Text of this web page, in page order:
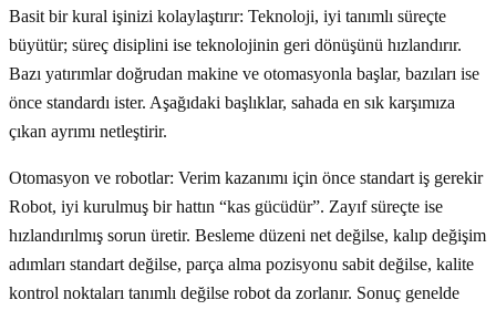
Basit bir kural işinizi kolaylaştırır: Teknoloji, iyi tanımlı süreçte
büyütür; süreç disiplini ise teknolojinin geri dönüşünü hızlandırır.
Bazı yatırımlar doğrudan makine ve otomasyonla başlar, bazıları ise
önce standardı ister. Aşağıdaki başlıklar, sahada en sık karşımıza
çıkan ayrımı netleştirir.
Otomasyon ve robotlar: Verim kazanımı için önce standart iş gerekir
Robot, iyi kurulmuş bir hattın “kas gücüdür”. Zayıf süreçte ise
hızlandırılmış sorun üretir. Besleme düzeni net değilse, kalıp değişim
adımları standart değilse, parça alma pozisyonu sabit değilse, kalite
kontrol noktaları tanımlı değilse robot da zorlanır. Sonuç genelde